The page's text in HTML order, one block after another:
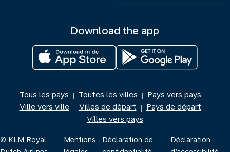
Download the app
Tous les pays | Toutes les villes | Pays vers pays |
Ville vers ville | Villes de départ | Pays de départ |
Villes vers pays
© KLM Royal
Mentions
Déclaration de
Déclaration